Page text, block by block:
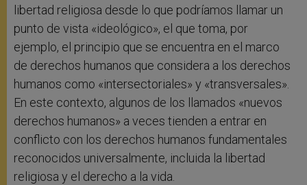
libertad religiosa desde lo que podríamos llamar un
punto de vista «ideológico», el que toma, por
ejemplo, el principio que se encuentra en el marco
de derechos humanos que considera a los derechos
humanos como «intersectoriales» y «transversales».
En este contexto, algunos de los llamados «nuevos
derechos humanos» a veces tienden a entrar en
conflicto con los derechos humanos fundamentales
reconocidos universalmente, incluida la libertad
religiosa y el derecho a la vida.